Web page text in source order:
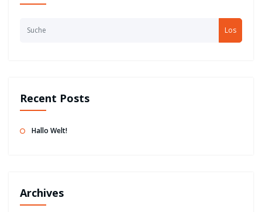
Los
Recent Posts
Hallo Welt!
Archives